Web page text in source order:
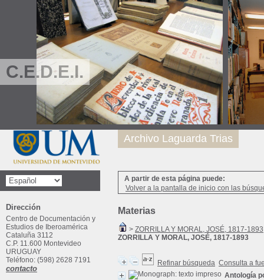
C.E.D.E.I.
A partir de esta página puede:
Volver a la pantalla de inicio con las
Materias
> ZORRILLA Y MORAL, JOSÉ, 1817-1893
ZORRILLA Y MORAL, JOSÉ, 1817-1893
Refinar búsqueda Consulta a
Antología
Archivo Laguarda Trias
Dirección
Centro de Documentación y
Estudios de Iberoamérica
Cataluña 3112
C.P. 11.600 Montevideo
URUGUAY
Teléfono: (598) 2628 7191
contacto